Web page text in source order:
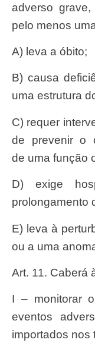
adverso
pelo menos
a) leva a óbito;
b) causa deficiência ou dano permanente em
uma estrutura
c) requer intervenção médica ou cirúrgica a fim
de prevenir o
de uma função
d) exige hospitalização do paciente ou
prolongamento
e) leva à perturbação ou risco fetal, morte fetal
ou a uma
Art. 11. Caberá
I – monitorar o perfil de queixas técnicas e
eventos
importados nos